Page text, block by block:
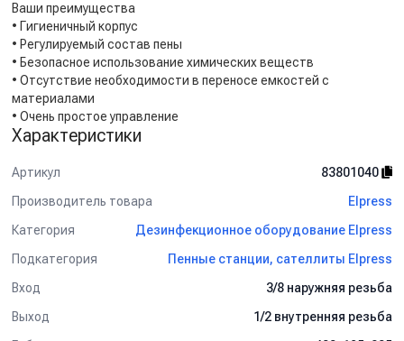
Ваши преимущества
• Гигиеничный корпус
• Регулируемый состав пены
• Безопасное использование химических веществ
• Отсутствие необходимости в переносе емкостей с
материалами
• Очень простое управление
Характеристики
Артикул
83801040
Производитель товара
Elpress
Категория
Дезинфекционное оборудование Elpress
Подкатегория
Пенные станции, сателлиты Elpress
Вход
3/8 наружняя резьба
Выход
1/2 внутренняя резьба